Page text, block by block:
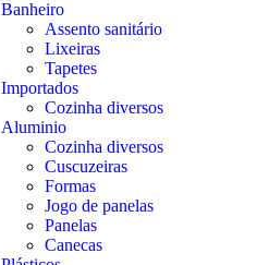
Banheiro
Assento sanitário
Lixeiras
Tapetes
Importados
Cozinha diversos
Aluminio
Cozinha diversos
Cuscuzeiras
Formas
Jogo de panelas
Panelas
Canecas